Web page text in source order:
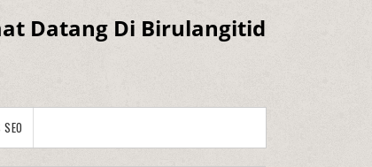
Datang Di Birulangitid